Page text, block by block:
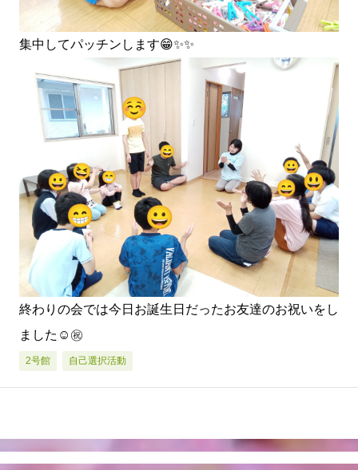
集中してパッチンします😁✨✨
終わりの会では今日お誕生日だったお友達のお祝いをし
ました☺️㊗️
2号館 自己選択活動